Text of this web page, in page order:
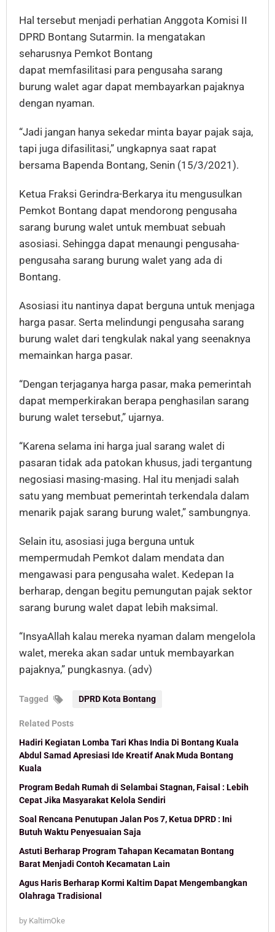
Hal tersebut menjadi perhatian Anggota Komisi II
DPRD Bontang Sutarmin. Ia mengatakan
seharusnya Pemkot Bontang
dapat memfasilitasi para pengusaha sarang
burung walet agar dapat membayarkan pajaknya
dengan nyaman.
“Jadi jangan hanya sekedar minta bayar pajak saja,
tapi juga difasilitasi,” ungkapnya saat rapat
bersama Bapenda Bontang, Senin (15/3/2021).
Ketua Fraksi Gerindra-Berkarya itu mengusulkan
Pemkot Bontang dapat mendorong pengusaha
sarang burung walet untuk membuat sebuah
asosiasi. Sehingga dapat menaungi pengusaha-
pengusaha sarang burung walet yang ada di
Bontang.
Asosiasi itu nantinya dapat berguna untuk menjaga
harga pasar. Serta melindungi pengusaha sarang
burung walet dari tengkulak nakal yang seenaknya
memainkan harga pasar.
“Dengan terjaganya harga pasar, maka pemerintah
dapat memperkirakan berapa penghasilan sarang
burung walet tersebut,” ujarnya.
“Karena selama ini harga jual sarang walet di
pasaran tidak ada patokan khusus, jadi tergantung
negosiasi masing-masing. Hal itu menjadi salah
satu yang membuat pemerintah terkendala dalam
menarik pajak sarang burung walet,” sambungnya.
Selain itu, asosiasi juga berguna untuk
mempermudah Pemkot dalam mendata dan
mengawasi para pengusaha walet. Kedepan Ia
berharap, dengan begitu pemungutan pajak sektor
sarang burung walet dapat lebih maksimal.
“InsyaAllah kalau mereka nyaman dalam mengelola
walet, mereka akan sadar untuk membayarkan
pajaknya,” pungkasnya. (adv)
Tagged DPRD Kota Bontang
Related Posts
Hadiri Kegiatan Lomba Tari Khas India Di Bontang Kuala
Abdul Samad Apresiasi Ide Kreatif Anak Muda Bontang
Kuala
Program Bedah Rumah di Selambai Stagnan, Faisal : Lebih
Cepat Jika Masyarakat Kelola Sendiri
Soal Rencana Penutupan Jalan Pos 7, Ketua DPRD : Ini
Butuh Waktu Penyesuaian Saja
Astuti Berharap Program Tahapan Kecamatan Bontang
Barat Menjadi Contoh Kecamatan Lain
Agus Haris Berharap Kormi Kaltim Dapat Mengembangkan
Olahraga Tradisional
by KaltimOke